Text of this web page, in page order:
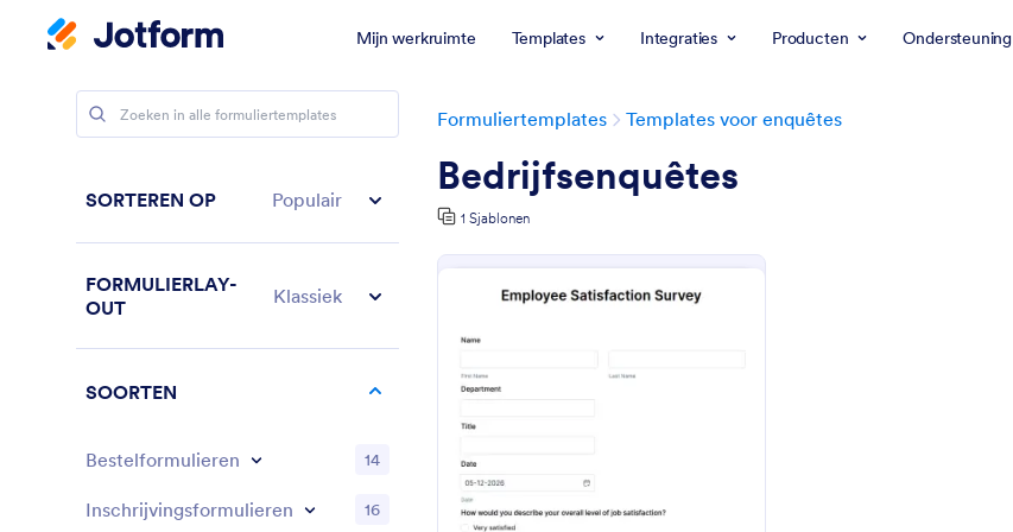
Mijn werkruimte Templates Integraties Producten Ondersteuning
Formuliertemplates Templates voor enquêtes
Bedrijfsenquêtes
1 Sjablonen
SORTEREN OP Populair
FORMULIERLAY-
OUT
Klassiek
SOORTEN
Bestelformulieren 14
Inschrijvingsformulieren 16